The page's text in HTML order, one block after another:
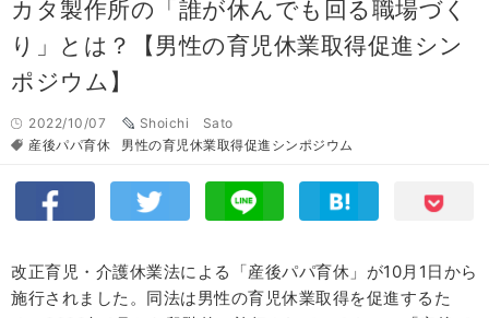
カタ製作所の「誰が休んでも回る職場づく
り」とは？【男性の育児休業取得促進シン
ポジウム】
2022/10/07
Shoichi Sato
産後パパ育休
男性の育児休業取得促進シンポジウム
改正育児・介護休業法による「産後パパ育休」が10月1日から
施行されました。同法は男性の育児休業取得を促進するた